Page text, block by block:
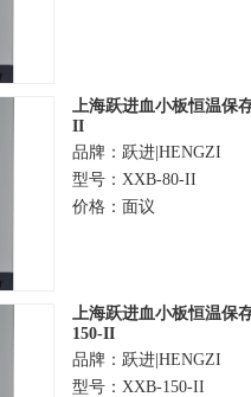
上海跃进血小板恒温保
II
品牌：跃进|HENGZI
型号：XXB-80-II
价格：面议
上海跃进血小板恒温保
150-II
品牌：跃进|HENGZI
型号：XXB-150-II